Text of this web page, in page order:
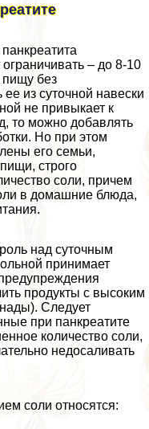
– до 8-10
пищу без
из суточной навески
не привыкает к
то можно добавлять
Но при этом
его семьи,
строго
соли, причем
в домашние блюда,
над суточным
принимает
продукты с высоким
Следует
при панкреатите
количество соли,
недосаливать
соли относятся: